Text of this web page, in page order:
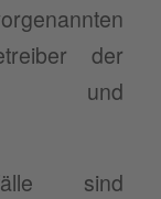
der
und
sind